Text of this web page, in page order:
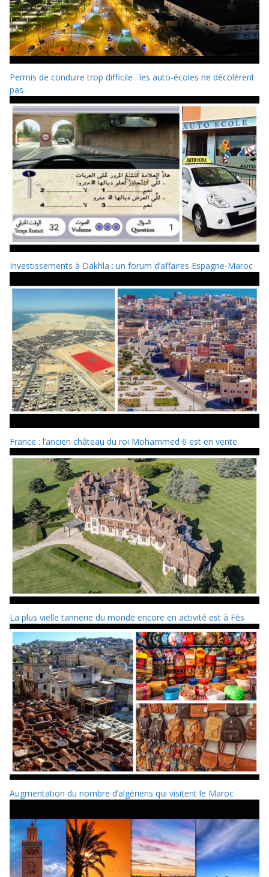
Permis de conduire trop difficile : les auto-écoles ne décolèrent
pas
Investissements à Dakhla : un forum d’affaires Espagne-Maroc
France : l’ancien château du roi Mohammed 6 est en vente
La plus vielle tannerie du monde encore en activité est à Fès
Augmentation du nombre d’algériens qui visitent le Maroc